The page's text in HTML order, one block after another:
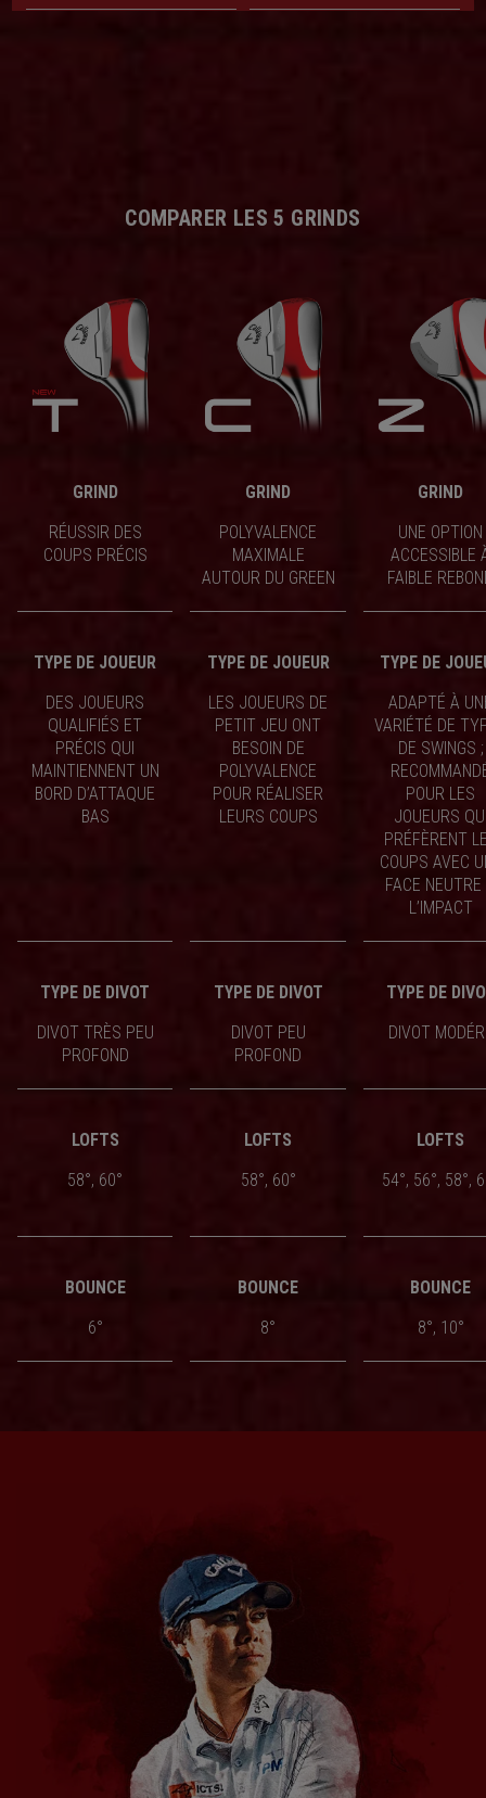
COMPARER LES 5 GRINDS
GRIND GRIND
GRIND
RÉUSSIR DES
COUPS PRÉCIS
POLYVALENCE
MAXIMALE
AUTOUR DU GREEN
UNE OPTION
ACCESSIBLE
FAIBLE
TYPE DE JOUEUR TYPE DE JOUEUR
TYPE DE
DES JOUEURS
QUALIFIÉS ET
PRÉCIS QUI
MAINTIENNENT UN
BORD D’ATTAQUE
BAS
LES JOUEURS DE
PETIT JEU ONT
BESOIN DE
POLYVALENCE
POUR RÉALISER
LEURS COUPS
ADAPTÉ À
VARIÉTÉ DE
DE SWINGS ;
POUR LES
JOUEURS
PRÉFÈRENT
COUPS AVEC
FACE
L’IMPACT
TYPE DE DIVOT TYPE DE DIVOT
TYPE DE
DIVOT TRÈS PEU
PROFOND
DIVOT PEU
PROFOND
DIVOT
LOFTS LOFTS
LOFTS
58°, 60°
58°, 60° 54°, 56°, 58°,
BOUNCE BOUNCE
BOUNCE
6°
8° 8°, 10°